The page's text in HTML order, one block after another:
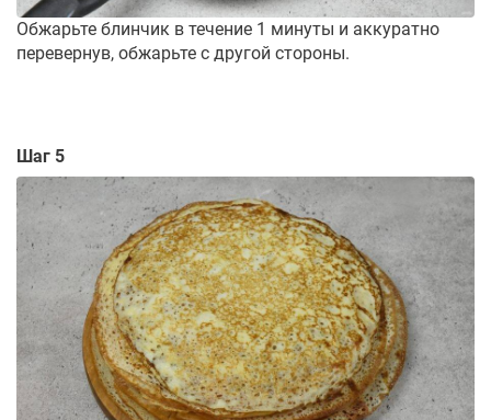
Обжарьте блинчик в течение 1 минуты и аккуратно
перевернув, обжарьте с другой стороны.
Шаг 5